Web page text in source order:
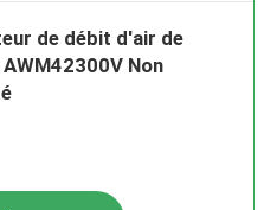
de débit d'air de
Non